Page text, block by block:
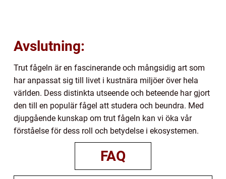
Avslutning:
Trut fågeln är en fascinerande och mångsidig art som
har anpassat sig till livet i kustnära miljöer över hela
världen. Dess distinkta utseende och beteende har gjort
den till en populär fågel att studera och beundra. Med
djupgående kunskap om trut fågeln kan vi öka vår
förståelse för dess roll och betydelse i ekosystemen.
FAQ